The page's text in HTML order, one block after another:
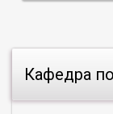
Кафедра